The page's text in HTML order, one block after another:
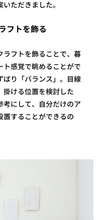
ただきました。
フトを飾る
ラフトを飾ることで、暮
ト感覚で眺めることがで
ばり「バランス」。目線
掛ける位置を検討した
考にして、自分だけのア
置することができるの